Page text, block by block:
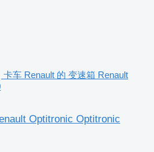
卡车 Renault 的 变速箱 Renault
Optitronic Optitronic